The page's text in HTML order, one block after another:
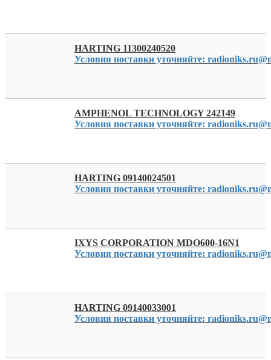
HARTING 11300240520
Условия поставки уточняйте:
AMPHENOL TECHNOLOGY 242149
Условия поставки уточняйте:
HARTING 09140024501
Условия поставки уточняйте:
IXYS CORPORATION MDO600-16N1
Условия поставки уточняйте:
HARTING 09140033001
Условия поставки уточняйте: